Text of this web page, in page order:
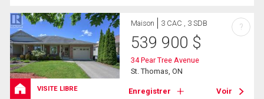
VISITE LIBRE
Maison 3 CAC , 3 SDB
539 900 $
34 Pear Tree Avenue
St. Thomas, ON
Enregistrer Voir
?